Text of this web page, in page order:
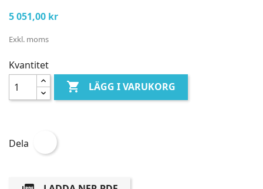
5 051,00 kr
Exkl. moms
Kvantitet
 LÄGG I VARUKORG
Dela